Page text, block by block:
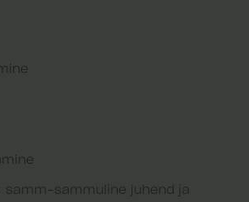
samm-sammuline juhend ja